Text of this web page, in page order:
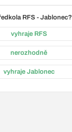
RFS - Jablonec?
vyhraje RFS
nerozhodně
vyhraje Jablonec